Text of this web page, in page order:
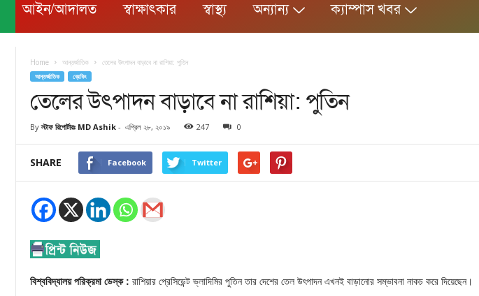
আইন/আদালত স্বাক্ষাৎকার স্বাস্থ্য অন্যান্য ক্যাম্পাস খবর
Home আন্তর্জাতিক তেলের উৎপাদন বাড়াবে না রাশিয়া: পুতিন
আন্তর্জাতিক ব্রেকিং
তেলের উৎপাদন বাড়াবে না রাশিয়া: পুতিন
By স্টাফ রিপোর্টারঃ MD Ashik - এপ্রিল ২৮, ২০১৯ 247 0
SHARE Facebook Twitter
বিশ্ববিদ্যালয় পরিক্রমা ডেস্ক : রাশিয়ার প্রেসিডেন্ট ভ্লাদিমির পুতিন তার দেশের তেল উৎপাদন এখনই বাড়ানোর সম্ভাবনা নাকচ করে দিয়েছেন।